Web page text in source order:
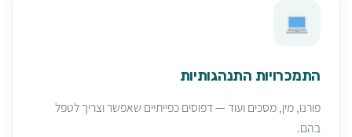
התמכרויות התנהגותיות
פורנו, מין, מסכים ועוד — דפוסים כפייתיים שאפשר וצריך לטפל
בהם.